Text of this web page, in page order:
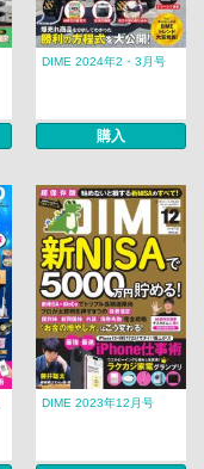
DIME 2024年2・3月号
購入
DIME 2023年12月号